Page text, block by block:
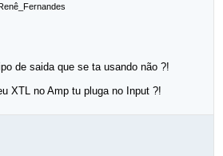
de saida que se ta usando não ?!
XTL no Amp tu pluga no Input ?!